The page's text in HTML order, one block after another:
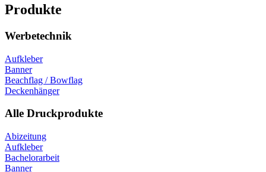
Produkte
Werbetechnik
Aufkleber
Banner
Beachflag / Bowflag
Deckenhänger
Alle Druckprodukte
Abizeitung
Aufkleber
Bachelorarbeit
Banner